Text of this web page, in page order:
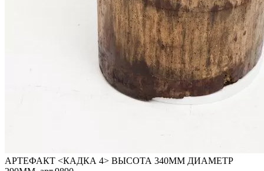
АРТЕФАКТ <КАДКА 4> ВЫСОТА 340ММ ДИАМЕТР